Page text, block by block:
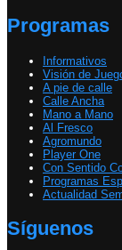
Programas
Informativos
Visión de
A pie de calle
Calle Ancha
Mano a Mano
Al Fresco
Agromundo
Player One
Con Sentido
Programas
Actualidad
Síguenos